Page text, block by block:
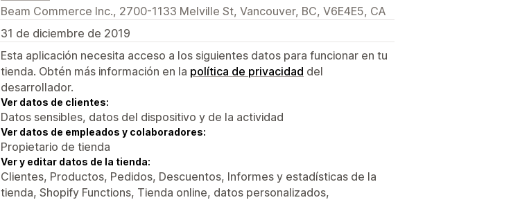
Beam Commerce Inc., 2700-1133 Melville St, Vancouver, BC, V6E4E5, CA
31 de diciembre de 2019
Esta aplicación necesita acceso a los siguientes datos para funcionar en tu
tienda. Obtén más información en la política de privacidad del
desarrollador.
Ver datos de clientes:
Datos sensibles, datos del dispositivo y de la actividad
Ver datos de empleados y colaboradores:
Propietario de tienda
Ver y editar datos de la tienda:
Clientes, Productos, Pedidos, Descuentos, Informes y estadísticas de la
tienda, Shopify Functions, Tienda online, datos personalizados,